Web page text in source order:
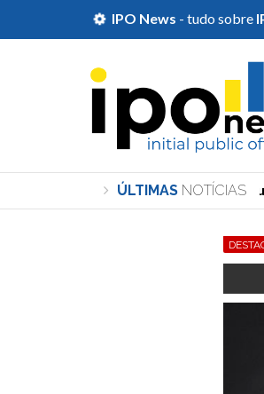
IPO News - tudo sobre
ÚLTIMAS NOTÍCIAS
Durigan diz que